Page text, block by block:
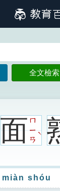
筆畫索引圖
全文檢索
面ㄇ
ㄧ
ㄢ
ˋ
miàn shóu